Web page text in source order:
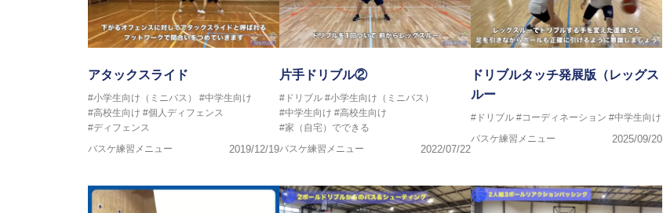
アタックスライド
#小学生向け（ミニバス）
#中学生向け
#高校生向け #個人ディフェンス
#ディフェンス
バスケ練習メニュー
2019/12/19
片手ドリブル②
#ドリブル #小学生向け（ミニバス）
#中学生向け #高校生向け
#家（自宅）でできる
バスケ練習メニュー
2022/07/22
ドリブルタッチ発展版（レッグス
ルー
#ドリブル #コーディネーション #中学生向け
バスケ練習メニュー
2025/09/20